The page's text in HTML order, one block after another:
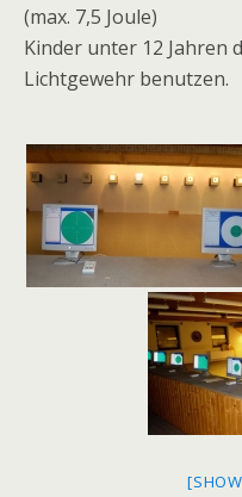
(max. 7,5 Joule)
Kinder unter 12 Jahren
Lichtgewehr benutzen.